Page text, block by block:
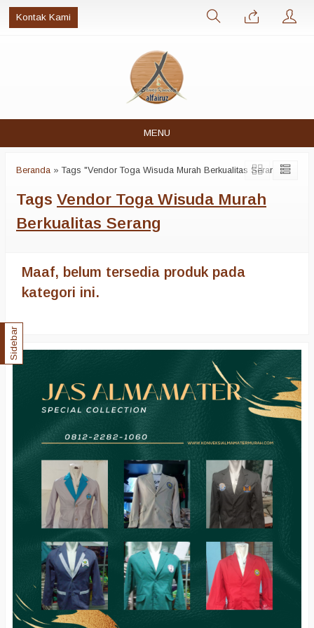
Kontak Kami
MENU
Beranda »Tags "Vendor Toga Wisuda Murah Berkualitas Serang"
Tags Vendor Toga Wisuda Murah
Berkualitas Serang
Maaf, belum tersedia produk pada
kategori ini.
Sidebar